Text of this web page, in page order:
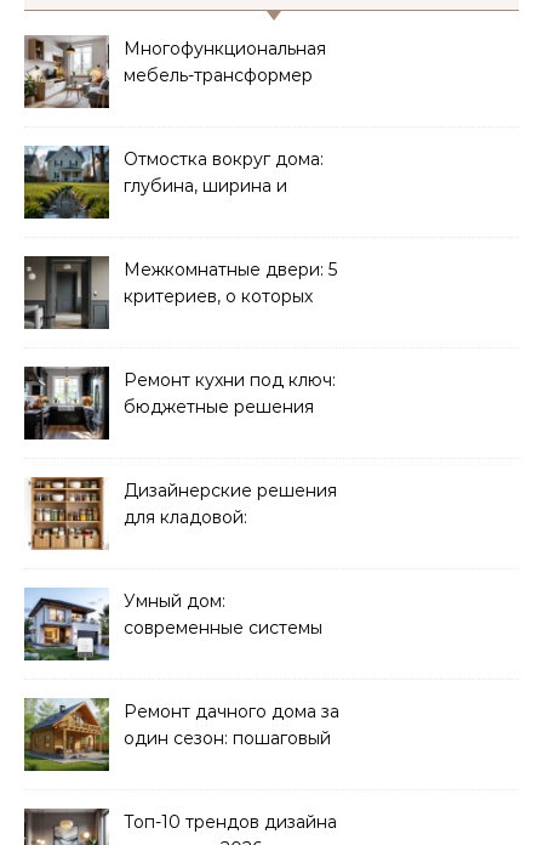
Многофункциональная
мебель-трансформер
Отмостка вокруг дома:
глубина, ширина и
Межкомнатные двери: 5
критериев, о которых
Ремонт кухни под ключ:
бюджетные решения
Дизайнерские решения
для кладовой:
Умный дом:
современные системы
Ремонт дачного дома за
один сезон: пошаговый
Топ-10 трендов дизайна